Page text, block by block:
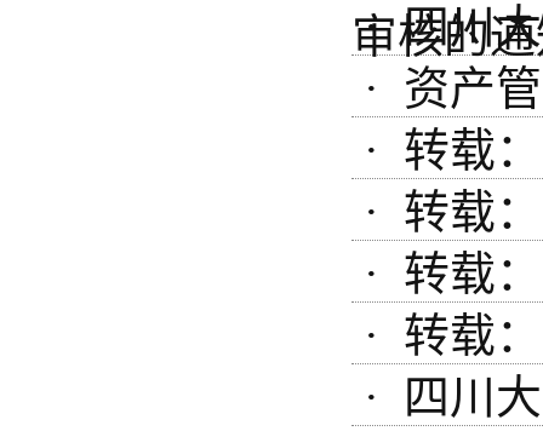
审核的
· 四川
· 资产
· 转载
· 转载
· 转载
· 转载
· 四川